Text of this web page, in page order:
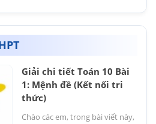
Giải chi tiết Toán 10 Bài
1: Mệnh đề (Kết nối tri
thức)
Chào các em, trong bài viết này,